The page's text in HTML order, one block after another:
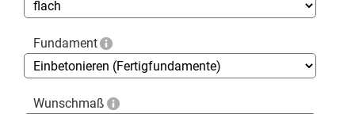
Fundament
Wunschmaß